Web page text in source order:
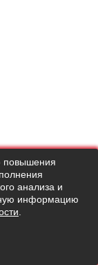
повышения
анализа и
информацию